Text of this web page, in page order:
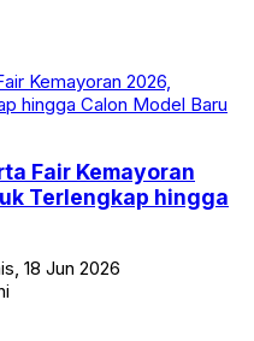
Fair Kemayoran
Terlengkap hingga
18 Jun 2026